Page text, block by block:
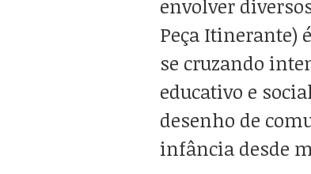
envolver
Peça Itinerante)
se cruzando
educativo e
desenho de
infância desde